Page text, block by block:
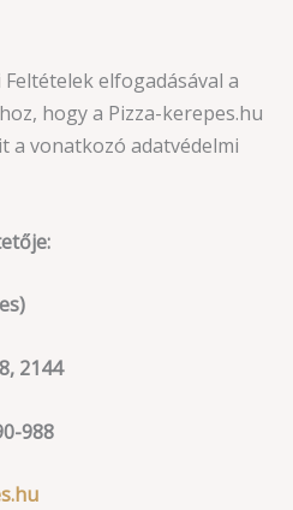
elfogadásával a
hogy a Pizza-kerepes.hu
a vonatkozó adatvédelmi
2144
988